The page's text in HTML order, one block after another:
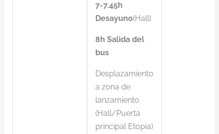
7-7.45h
Desayuno(Hall)
8h Salida del
bus
Desplazamiento
a zona de
lanzamiento
(Hall/Puerta
principal Etopia)